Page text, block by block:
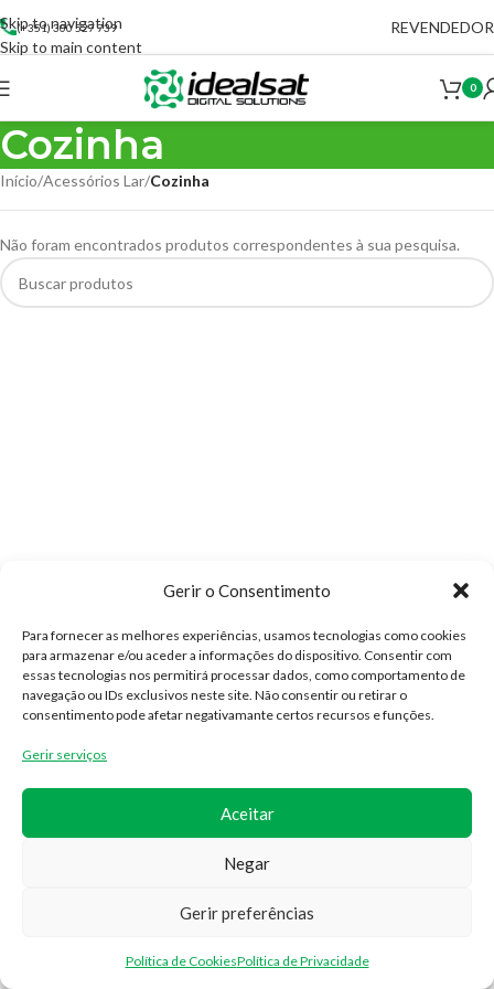
Gerir o Consentimento
Para fornecer as melhores experiências, usamos tecnologias como cookies
para armazenar e/ou aceder a informações do dispositivo. Consentir com
essas tecnologias nos permitirá processar dados, como comportamento de
navegação ou IDs exclusivos neste site. Não consentir ou retirar o
consentimento pode afetar negativamante certos recursos e funções.
Gerir serviços
Aceitar
Negar
Gerir preferências
Política de CookiesPolítica de Privacidade
Skip to navigation
Skip to main content
(+351) 300 527 739 REVENDEDOR
0
Cozinha
Início/Acessórios Lar/Cozinha
Não foram encontrados produtos correspondentes à sua pesquisa.
CONTACTOS
Minha conta
Contactos